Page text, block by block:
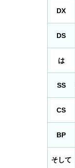
DX
DS
は
SS
CS
BP
そして